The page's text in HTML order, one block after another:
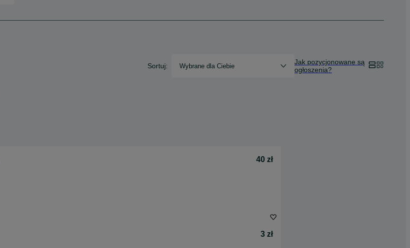
Sortuj: Wybrane dla Ciebie
Jak pozycjonowane są
ogłoszenia?
40 zł
3 zł